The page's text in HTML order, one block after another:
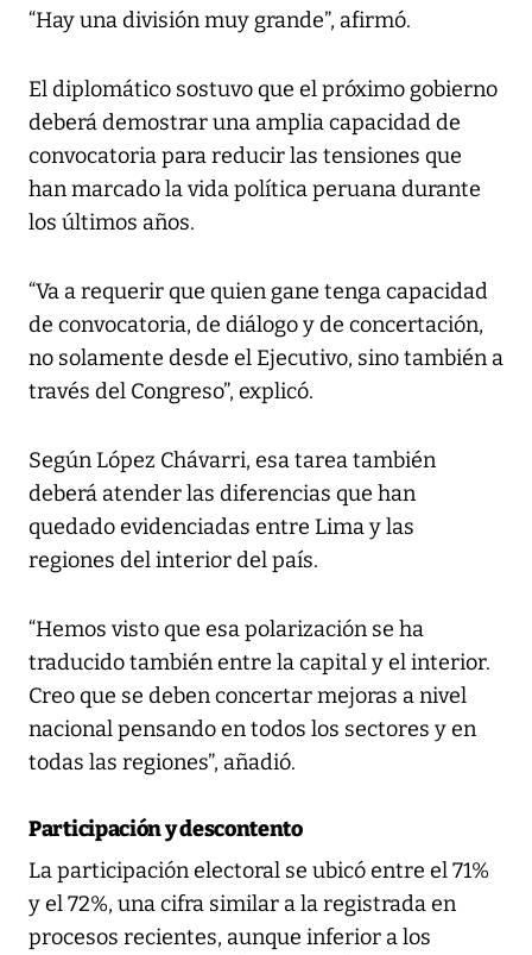
“Hay una división muy grande”, afirmó.
El diplomático sostuvo que el próximo gobierno
deberá demostrar una amplia capacidad de
convocatoria para reducir las tensiones que
han marcado la vida política peruana durante
los últimos años.
“Va a requerir que quien gane tenga capacidad
de convocatoria, de diálogo y de concertación,
no solamente desde el Ejecutivo, sino también a
través del Congreso”, explicó.
Según López Chávarri, esa tarea también
deberá atender las diferencias que han
quedado evidenciadas entre Lima y las
regiones del interior del país.
“Hemos visto que esa polarización se ha
traducido también entre la capital y el interior.
Creo que se deben concertar mejoras a nivel
nacional pensando en todos los sectores y en
todas las regiones”, añadió.
Participación y descontento
La participación electoral se ubicó entre el 71%
y el 72%, una cifra similar a la registrada en
procesos recientes, aunque inferior a los